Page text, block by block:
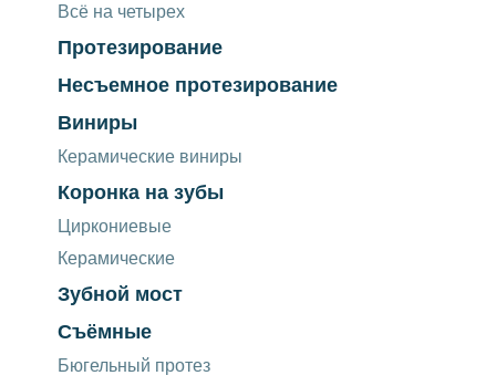
Всё на четырех
Протезирование
Несъемное протезирование
Виниры
Керамические виниры
Коронка на зубы
Циркониевые
Керамические
Зубной мост
Съёмные
Бюгельный протез